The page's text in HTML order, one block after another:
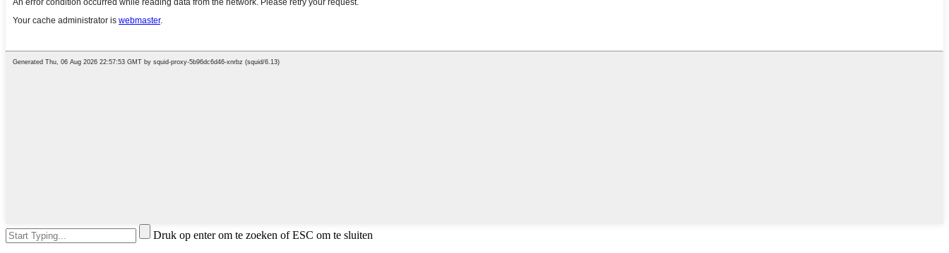
Druk op enter om te zoeken of ESC om te sluiten